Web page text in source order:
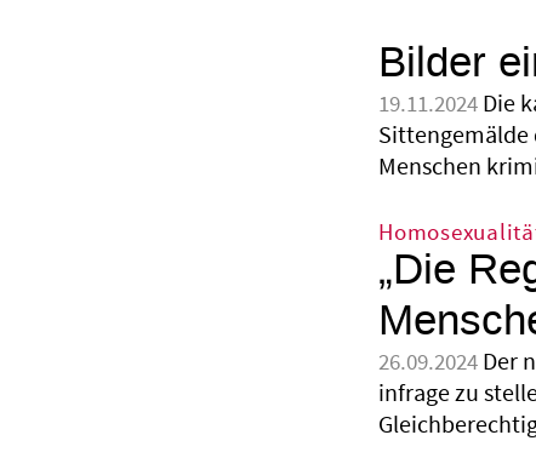
Bilder
19.11.2024 Die
Sittengemälde
Menschen
„Die
26.09.2024 Der
infrage zu